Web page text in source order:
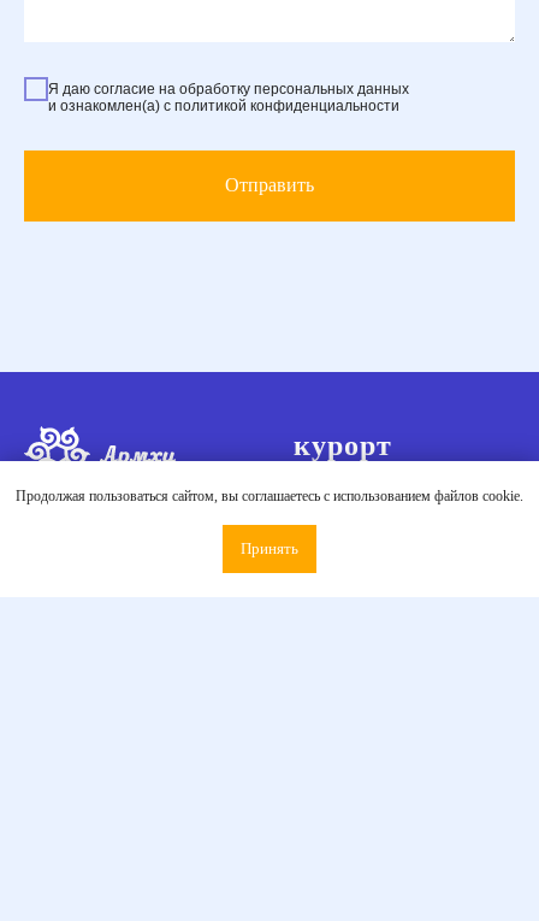
Продолжая пользоваться сайтом, вы соглашаетесь с использованием файлов cookie.
Принять
Я даю согласие на обработку персональных данных
и ознакомлен(а) с политикой конфиденциальности
Отправить
курорт
О курорте
Как добраться